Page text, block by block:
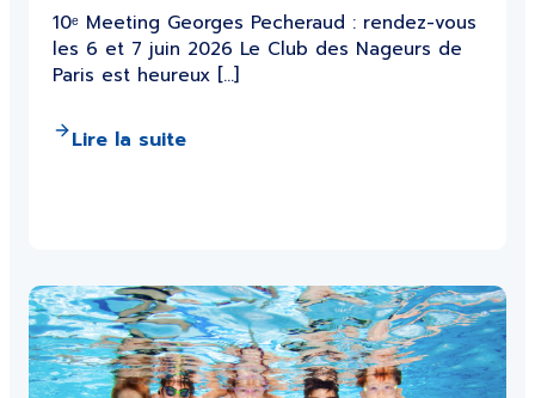
10ᵉ Meeting Georges Pecheraud : rendez-vous
les 6 et 7 juin 2026 Le Club des Nageurs de
Paris est heureux […]
Lire la suite